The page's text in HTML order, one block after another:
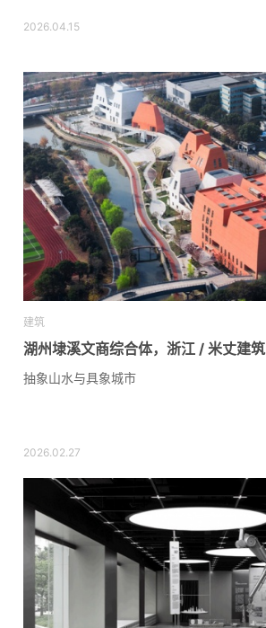
2026.04.15
建筑
湖州埭溪文商综合体，浙江 / 米丈建筑
抽象山水与具象城市
2026.02.27